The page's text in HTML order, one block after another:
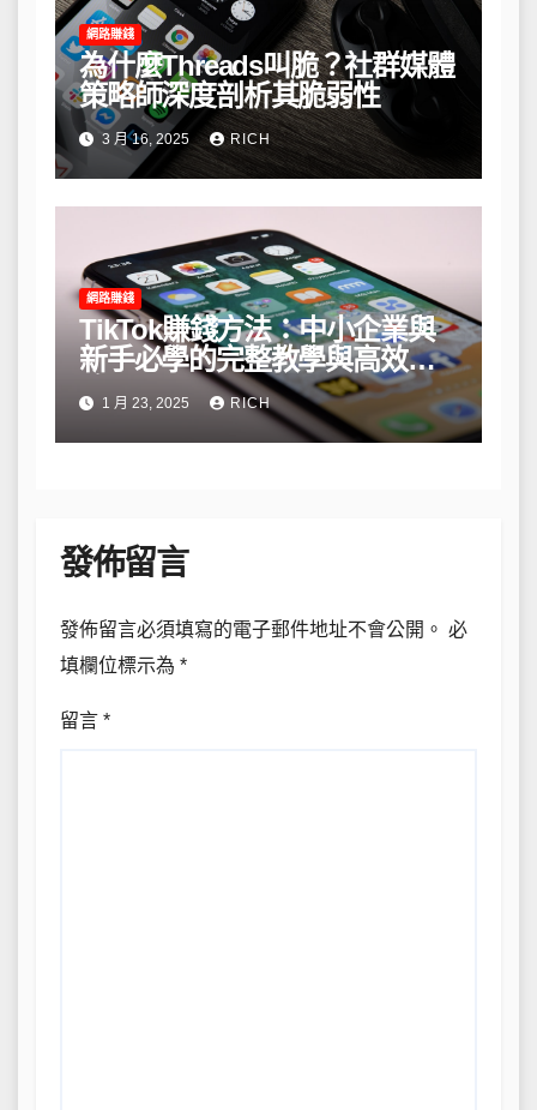
網路賺錢
為什麼Threads叫脆？社群媒體
策略師深度剖析其脆弱性
3 月 16, 2025 RICH
網路賺錢
TikTok賺錢方法：中小企業與
新手必學的完整教學與高效策
略1 月 23, 2025 RICH
發佈留言
發佈留言必須填寫的電子郵件地址不會公開。 必
填欄位標示為 *
留言 *